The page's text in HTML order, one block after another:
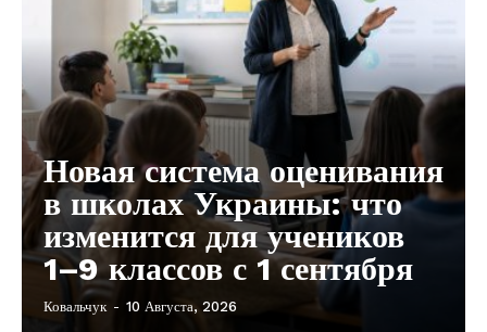
Новая система оценивания
в школах Украины: что
изменится для учеников
1–9 классов с 1 сентября
Ковальчук - 10 Августа, 2026